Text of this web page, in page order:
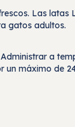
Las latas
gatos adultos.
a
un máximo de